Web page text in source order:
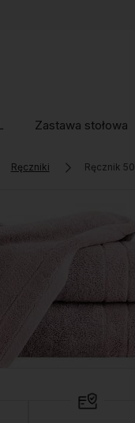
Zastawa stołowa
Ręczniki Ręcznik